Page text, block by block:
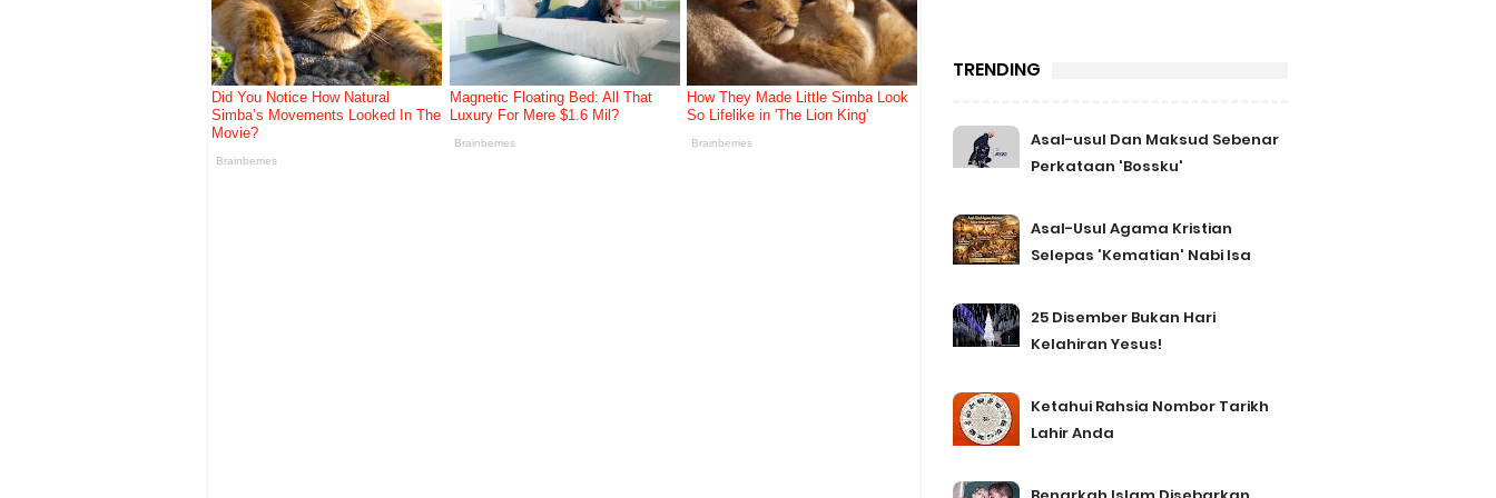
"Lumumba Vea" Fenomena Piala Dunia FIFA 2026
9 Nama Besar Yang Gagal Ke Piala Dunia FIFA 2026
Kisah Cliff Young: Pelari Warga Emas Yang Mengejutkan Dunia
TRENDING
Asal-usul Dan Maksud Sebenar
Perkataan 'Bossku'
Asal-Usul Agama Kristian
Selepas 'Kematian' Nabi Isa
25 Disember Bukan Hari
Kelahiran Yesus!
Ketahui Rahsia Nombor Tarikh
Lahir Anda